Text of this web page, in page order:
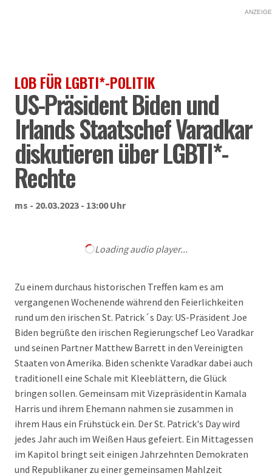
ANZEIGE
LOB FÜR LGBTI*-POLITIK
US-Präsident Biden und
Irlands Staatschef Varadkar
diskutieren über LGBTI*-
Rechte
ms - 20.03.2023 - 13:00 Uhr
Loading audio player...
Zu einem durchaus historischen Treffen kam es am
vergangenen Wochenende während den Feierlichkeiten
rund um den irischen St. Patrick´s Day: US-Präsident Joe
Biden begrüßte den irischen Regierungschef Leo Varadkar
und seinen Partner Matthew Barrett in den Vereinigten
Staaten von Amerika. Biden schenkte Varadkar dabei auch
traditionell eine Schale mit Kleeblättern, die Glück
bringen sollen. Gemeinsam mit Vizepräsidentin Kamala
Harris und ihrem Ehemann nahmen sie zusammen in
ihrem Haus ein Frühstück ein. Der St. Patrick's Day wird
jedes Jahr auch im Weißen Haus gefeiert. Ein Mittagessen
im Kapitol bringt seit einigen Jahrzehnten Demokraten
und Republikaner zu einer gemeinsamen Mahlzeit